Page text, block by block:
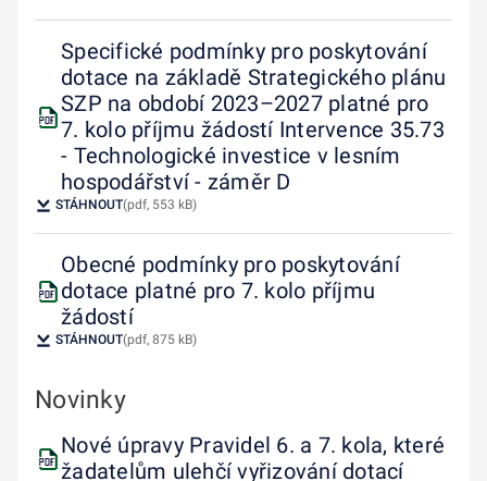
Specifické podmínky pro poskytování
dotace na základě Strategického plánu
SZP na období 2023–2027 platné pro
7. kolo příjmu žádostí Intervence 35.73
- Technologické investice v lesním
hospodářství - záměr D
STÁHNOUT(pdf, 553 kB)
Obecné podmínky pro poskytování
dotace platné pro 7. kolo příjmu
žádostí
STÁHNOUT(pdf, 875 kB)
Novinky
Nové úpravy Pravidel 6. a 7. kola, které
žadatelům ulehčí vyřizování dotací